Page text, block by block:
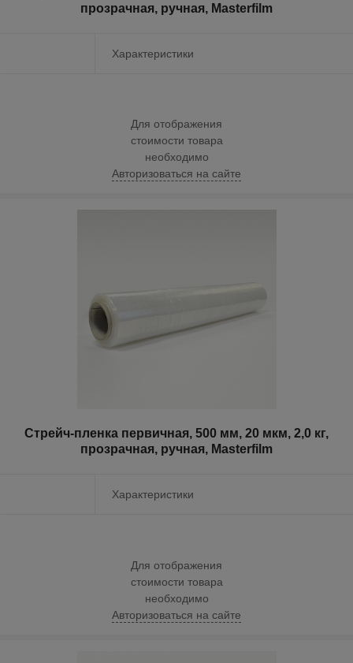
прозрачная, ручная, Masterfilm
Характеристики
Для отображения
стоимости товара
необходимо
Авторизоваться на сайте
Стрейч-пленка первичная, 500 мм, 20 мкм, 2,0 кг,
прозрачная, ручная, Masterfilm
Характеристики
Для отображения
стоимости товара
необходимо
Авторизоваться на сайте